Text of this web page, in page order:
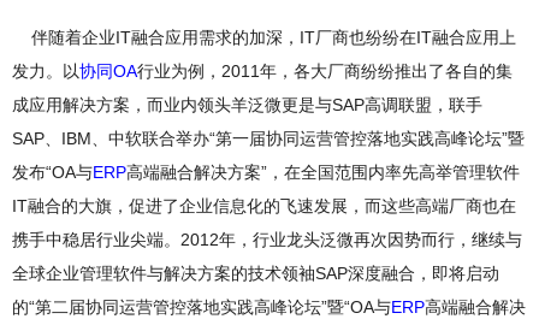
伴随着企业IT融合应用需求的加深，IT厂商也纷纷在IT融合应用上
发力。以协同OA行业为例，2011年，各大厂商纷纷推出了各自的集
成应用解决方案，而业内领头羊泛微更是与SAP高调联盟，联手
SAP、IBM、中软联合举办“第一届协同运营管控落地实践高峰论坛”暨
发布“OA与ERP高端融合解决方案”，在全国范围内率先高举管理软件
IT融合的大旗，促进了企业信息化的飞速发展，而这些高端厂商也在
携手中稳居行业尖端。2012年，行业龙头泛微再次因势而行，继续与
全球企业管理软件与解决方案的技术领袖SAP深度融合，即将启动
的“第二届协同运营管控落地实践高峰论坛”暨“OA与ERP高端融合解决